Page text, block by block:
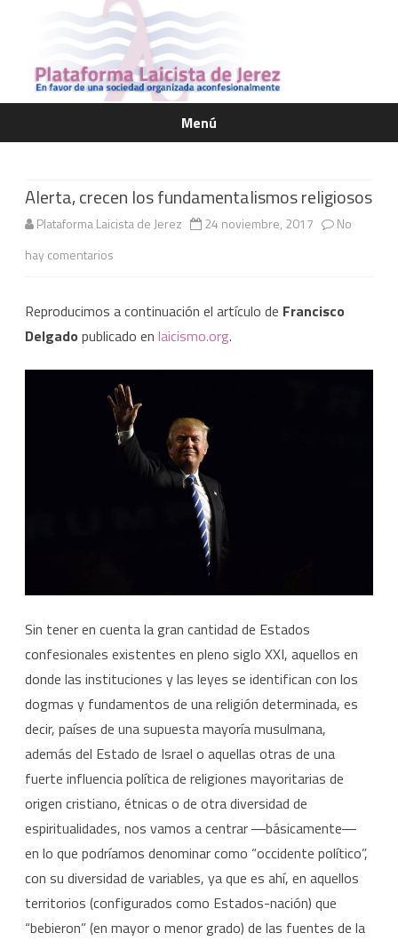
Menú
Saltar
Alerta, crecen los fundamentalismos religiosos
Plataforma Laicista de Jerez 24 noviembre, 2017
No
hay comentarios
crecen
los
religiosos
Reproducimos a continuación el artículo de Francisco
Delgado publicado en laicismo.org.
Sin tener en cuenta la gran cantidad de Estados
confesionales existentes en pleno siglo XXI, aquellos en
donde las instituciones y las leyes se identifican con los
dogmas y fundamentos de una religión determinada, es
decir, países de una supuesta mayoría musulmana,
además del Estado de Israel o aquellas otras de una
fuerte influencia política de religiones mayoritarias de
origen cristiano, étnicas o de otra diversidad de
espiritualidades, nos vamos a centrar ―básicamente―
en lo que podríamos denominar como “occidente político”,
con su diversidad de variables, ya que es ahí, en aquellos
territorios (configurados como Estados-nación) que
“bebieron” (en mayor o menor grado) de las fuentes de la